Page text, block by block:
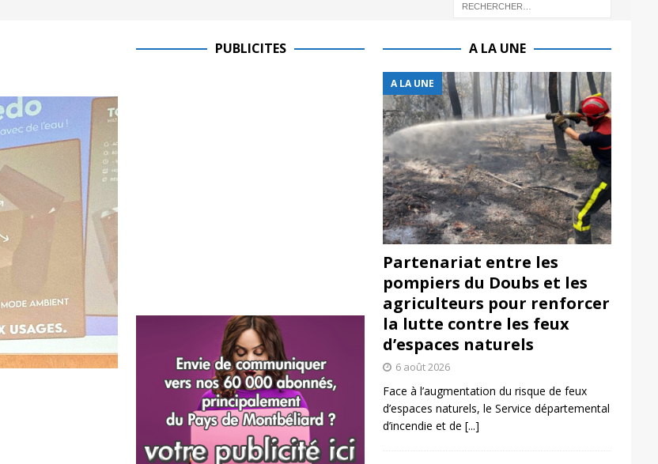
PUBLICITES A LA UNE
A LA UNE
Partenariat entre les
pompiers du Doubs et les
agriculteurs pour renforcer
la lutte contre les feux
d’espaces naturels
6 août 2026
Face à l’augmentation du risque de feux
d’espaces naturels, le Service départemental
d’incendie et de [...]